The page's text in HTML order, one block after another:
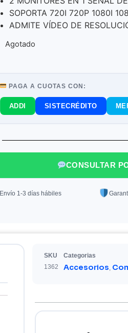
SOPORTA 720I 720P 1080I
ADMITE VÍDEO DE
Agotado
PAGA A CUOTAS CON:
ADDI SISTECRÉDITO
CONSULTAR
Envío 1-3 días hábiles
SKU
1362
Categorias
Accesorios